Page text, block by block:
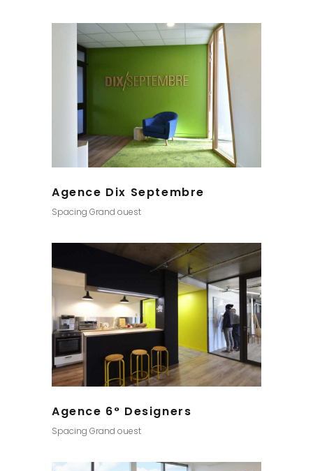
Agence Dix Septembre
Spacing Grand ouest
Agence 6° Designers
Spacing Grand ouest